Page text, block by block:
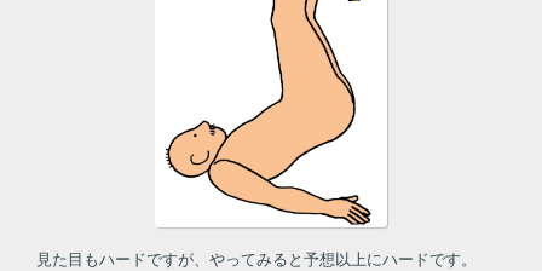
見た目もハードですが、やってみると予想以上にハードです。